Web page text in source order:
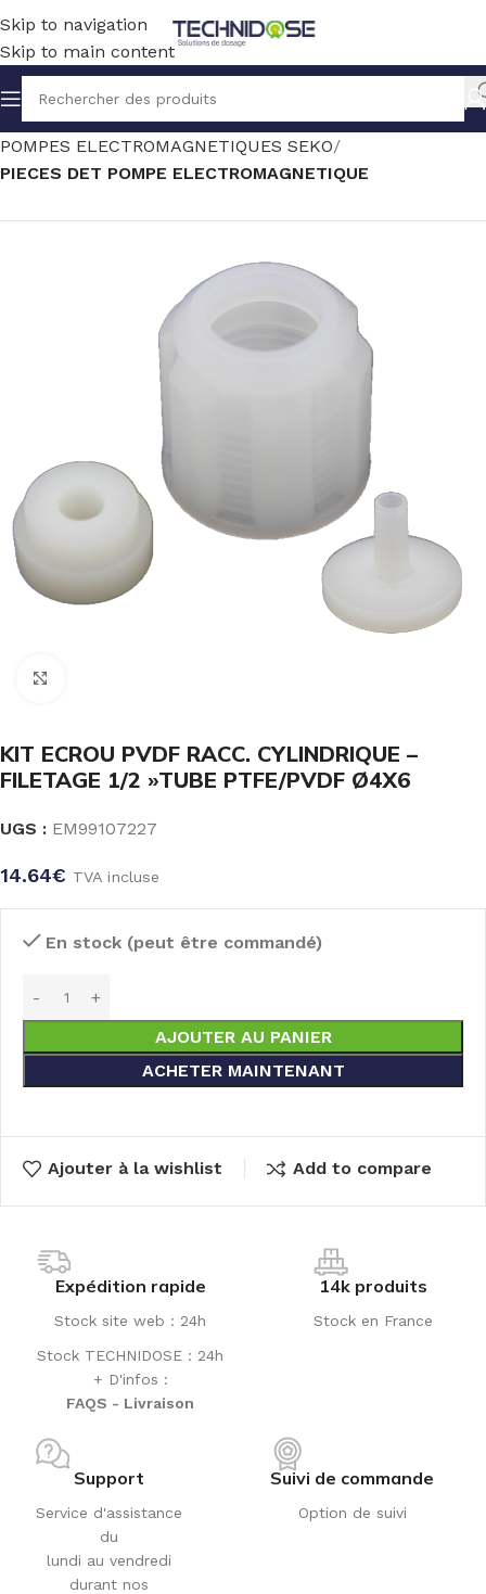
Skip to navigation
Skip to main content
Accueil TRAITEMENT EAU DOSAGE
POMPES ELECTROMAGNETIQUES SEKO
PIECES DET POMPE ELECTROMAGNETIQUE
KIT ECROU PVDF RACC. CYLINDRIQUE –
FILETAGE 1/2 »TUBE PTFE/PVDF Ø4X6
UGS : EM99107227
14.64€ TVA incluse
En stock (peut être commandé)
AJOUTER AU PANIER
ACHETER MAINTENANT
Ajouter à la wishlist Add to compare
Expédition rapide
Stock site web : 24h
Stock TECHNIDOSE : 24h
+ D'infos :
FAQS - Livraison
14k produits
Stock en France
Support
Service d'assistance
du
lundi au vendredi
durant nos
Suivi de commande
Option de suivi